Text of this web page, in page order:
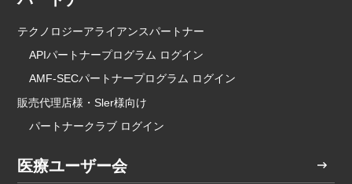
テクノロジーアライアンスパートナー
APIパートナープログラム ログイン
AMF-SECパートナープログラム ログイン
販売代理店様・Sler様向け
パートナークラブ ログイン
医療ユーザー会